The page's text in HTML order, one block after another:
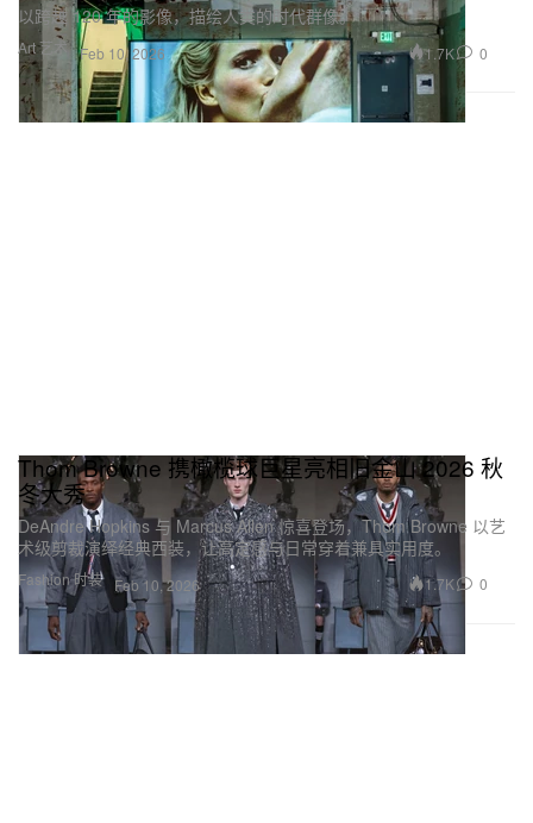
Art 艺术
以跨越 120 年的影像，描绘人类的时代群像。
Feb 10, 2026 1.7K 0
Fashion 时装
Thom Browne 携橄榄球巨星亮相旧金山 2026 秋
冬大秀
DeAndre Hopkins 与 Marcus Allen 惊喜登场，Thom Browne 以艺
术级剪裁演绎经典西装，让高定感与日常穿着兼具实用度。
Feb 10, 2026 1.7K 0